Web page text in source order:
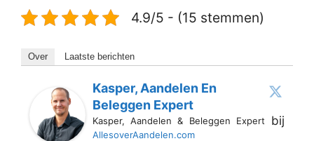
4.9/5 - (15 stemmen)
Over Laatste berichten
Kasper, Aandelen En
Beleggen Expert
Kasper, Aandelen & Beleggen Expert bij
AllesoverAandelen.com